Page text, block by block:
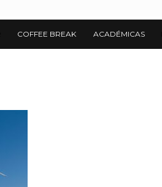
COFFEE BREAK ACADÉMICAS